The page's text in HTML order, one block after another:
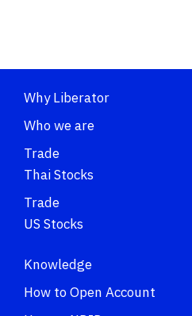
Why Liberator
Who we are
Trade
Thai Stocks
Trade
US Stocks
Knowledge
How to Open Account